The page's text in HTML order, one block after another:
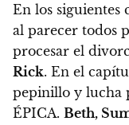
En los siguientes
al parecer todos
procesar el
Rick. En el
pepinillo y lucha
ÉPICA. Beth,